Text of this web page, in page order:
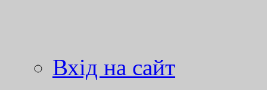
Вхід на сайт